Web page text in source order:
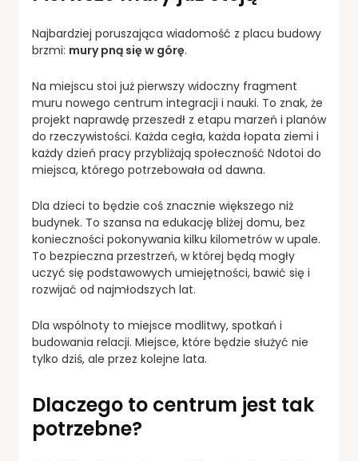
Najbardziej poruszająca wiadomość z placu budowy
brzmi: mury pną się w górę.
Na miejscu stoi już pierwszy widoczny fragment
muru nowego centrum integracji i nauki. To znak, że
projekt naprawdę przeszedł z etapu marzeń i planów
do rzeczywistości. Każda cegła, każda łopata ziemi i
każdy dzień pracy przybliżają społeczność Ndotoi do
miejsca, którego potrzebowała od dawna.
Dla dzieci to będzie coś znacznie większego niż
budynek. To szansa na edukację bliżej domu, bez
konieczności pokonywania kilku kilometrów w upale.
To bezpieczna przestrzeń, w której będą mogły
uczyć się podstawowych umiejętności, bawić się i
rozwijać od najmłodszych lat.
Dla wspólnoty to miejsce modlitwy, spotkań i
budowania relacji. Miejsce, które będzie służyć nie
tylko dziś, ale przez kolejne lata.
Dlaczego to centrum jest tak
potrzebne?